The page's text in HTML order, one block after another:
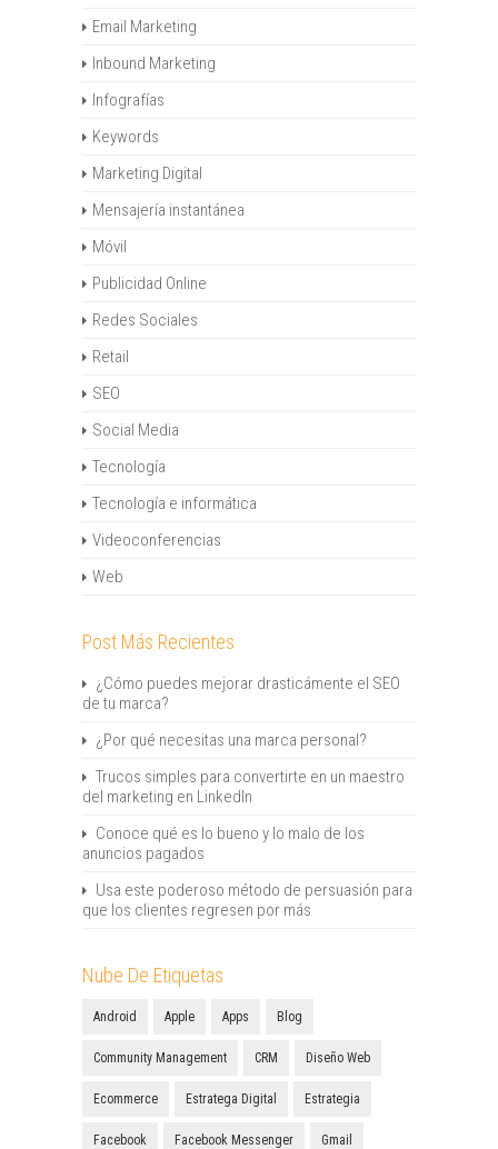
Email Marketing
Inbound Marketing
Infografías
Keywords
Marketing Digital
Mensajería instantánea
Móvil
Publicidad Online
Redes Sociales
Retail
SEO
Social Media
Tecnología
Tecnología e informática
Videoconferencias
Web
Post Más Recientes
¿Cómo puedes mejorar drasticámente el SEO
de tu marca?
¿Por qué necesitas una marca personal?
Trucos simples para convertirte en un maestro
del marketing en LinkedIn
Conoce qué es lo bueno y lo malo de los
anuncios pagados
Usa este poderoso método de persuasión para
que los clientes regresen por más
Nube De Etiquetas
Android Apple Apps Blog
Community Management CRM Diseño Web
Ecommerce Estratega Digital Estrategia
Facebook Facebook Messenger Gmail